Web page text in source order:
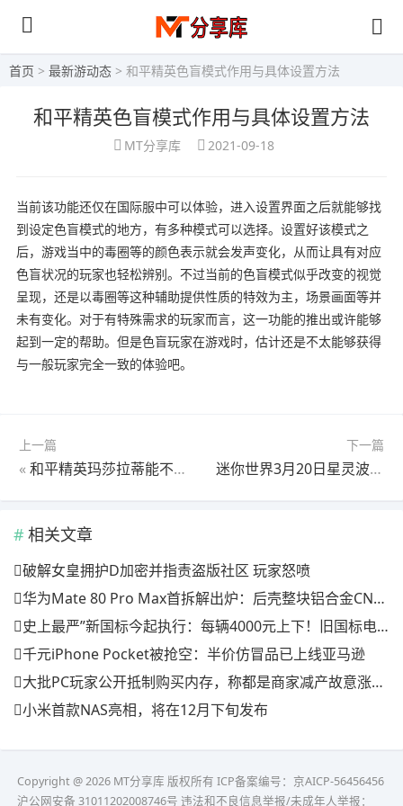
首页 > 最新游动态 > 和平精英色盲模式作用与具体设置方法
和平精英色盲模式作用与具体设置方法
MT分享库 2021-09-18
当前该功能还仅在国际服中可以体验，进入设置界面之后就能够找
到设定色盲模式的地方，有多种模式可以选择。设置好该模式之
后，游戏当中的毒圈等的颜色表示就会发声变化，从而让具有对应
色盲状况的玩家也轻松辨别。不过当前的色盲模式似乎改变的视觉
呈现，还是以毒圈等这种辅助提供性质的特效为主，场景画面等并
未有变化。对于有特殊需求的玩家而言，这一功能的推出或许能够
起到一定的帮助。但是色盲玩家在游戏时，估计还是不太能够获得
与一般玩家完全一致的体验吧。
上一篇
«和平精英玛莎拉蒂能不能分解攻略
下一篇
迷你世界3月20日星灵波波上架商城解析
相关文章
破解女皇拥护D加密并指责盗版社区 玩家怒喷
华为Mate 80 Pro Max首拆解出炉：后壳整块铝合金CNC打造 主板集成度超高
史上最严”新国标今起执行：每辆4000元上下！旧国标电动自行车停售停止上牌，已买上牌不会强制淘汰。
千元iPhone Pocket被抢空：半价仿冒品已上线亚马逊
大批PC玩家公开抵制购买内存，称都是商家减产故意涨价 真相扎心了
小米首款NAS亮相，将在12月下旬发布
Copyright @ 2026 MT分享库 版权所有 ICP备案编号：京AICP-56456456
沪公网安备 31011202008746号 违法和不良信息举报/未成年人举报：